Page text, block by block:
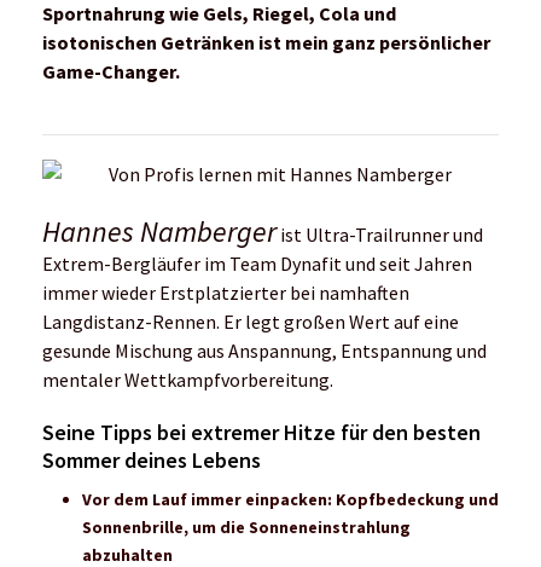
Sportnahrung wie Gels, Riegel, Cola und
isotonischen Getränken ist mein ganz persönlicher
Game-Changer.
Hannes Nambergerist Ultra-Trailrunner und
Extrem-Bergläufer im Team Dynafit und seit Jahren
immer wieder Erstplatzierter bei namhaften
Langdistanz-Rennen. Er legt großen Wert auf eine
gesunde Mischung aus Anspannung, Entspannung und
mentaler Wettkampfvorbereitung.
Seine Tipps bei extremer Hitze für den besten
Sommer deines Lebens
Vor dem Lauf immer einpacken: Kopfbedeckung und
Sonnenbrille, um die Sonneneinstrahlung
abzuhalten